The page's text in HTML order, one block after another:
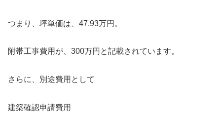
つまり、坪単価は、47.93万円。
附帯工事費用が、300万円と記載されています。
さらに、別途費用として
建築確認申請費用